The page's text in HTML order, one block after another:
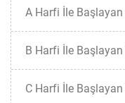
A Harfi İle
B Harfi İle
C Harfi İle